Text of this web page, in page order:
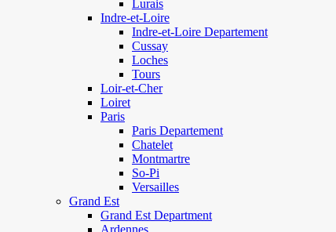
Lurais
Indre-et-Loire
Indre-et-Loire Departement
Cussay
Loches
Tours
Loir-et-Cher
Loiret
Paris
Paris Departement
Chatelet
Montmartre
So-Pi
Versailles
Grand Est
Grand Est Department
Ardennes